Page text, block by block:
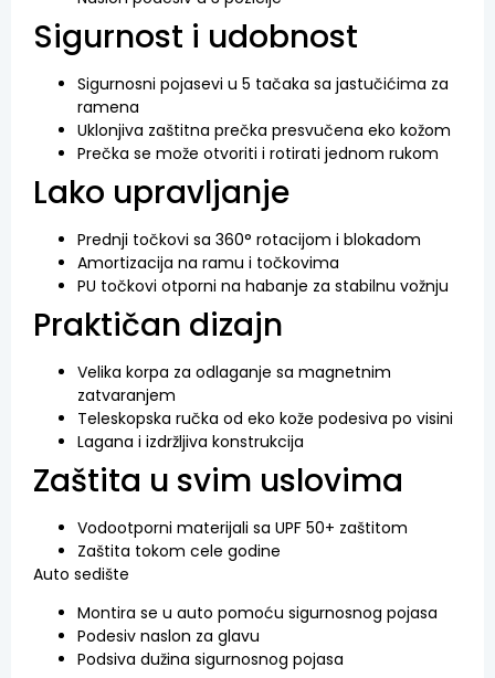
Sigurnost i udobnost
Sigurnosni pojasevi u 5 tačaka sa jastučićima za
ramena
Uklonjiva zaštitna prečka presvučena eko kožom
Prečka se može otvoriti i rotirati jednom rukom
Lako upravljanje
Prednji točkovi sa 360° rotacijom i blokadom
Amortizacija na ramu i točkovima
PU točkovi otporni na habanje za stabilnu vožnju
Praktičan dizajn
Velika korpa za odlaganje sa magnetnim
zatvaranjem
Teleskopska ručka od eko kože podesiva po visini
Lagana i izdržljiva konstrukcija
Zaštita u svim uslovima
Vodootporni materijali sa UPF 50+ zaštitom
Zaštita tokom cele godine
Auto sedište
Montira se u auto pomoću sigurnosnog pojasa
Podesiv naslon za glavu
Podsiva dužina sigurnosnog pojasa